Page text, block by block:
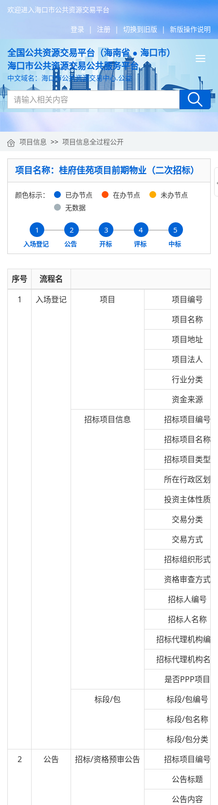
欢迎进入海口市公共资源交易平台
登录 | 注册 | 切换到旧版 | 新版操作说明
全国公共资源交易平台（海南省 ● 海口市）
海口市公共资源交易公共服务平台
中文域名：海口市公共资源交易中心.公益
项目信息 >> 项目信息全过程公开
项目名称：桂府佳苑项目前期物业（二次招标）
颜色标示： 已办节点 在办节点
未办节点
无数据
1
入场登记
2
公告
3
开标
4
评标
5
中标
序号
流程名
1
入场登记 项目
项目编号
项目名称
项目地址
项目法人
行业分类
资金来源
招标项目信息
招标项目编号
招标项目名称
招标项目类型
所在行政区划
投资主体性质
交易分类
交易方式
招标组织形式
资格审查方式
招标人编号
招标人名称
招标代理机构编号
招标代理机构名称
是否PPP项目
标段/包
标段/包编号
标段/包名称
标段/包分类
2
公告 招标/资格预审公告
招标项目编号
公告标题
公告内容